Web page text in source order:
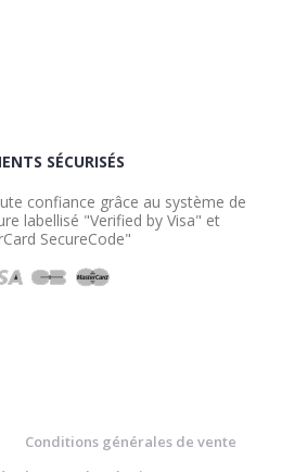
SÉCURISÉS
confiance grâce au système de
labellisé "Verified by Visa" et
SecureCode"
Conditions générales de vente